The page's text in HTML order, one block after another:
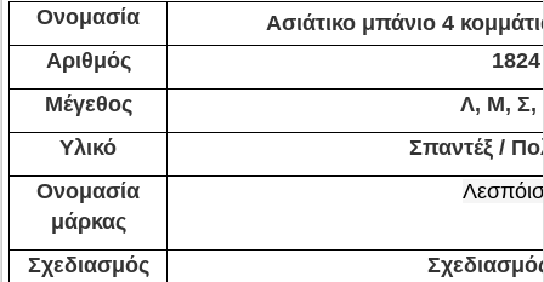
Ονομασία
Ασιάτικο μπάνιο 4
Αριθμός
1824
Μέγεθος
Λ, Μ, Σ,
Υλικό
Σπαντέξ /
Ονομασία
μάρκας
Σχεδιασμός